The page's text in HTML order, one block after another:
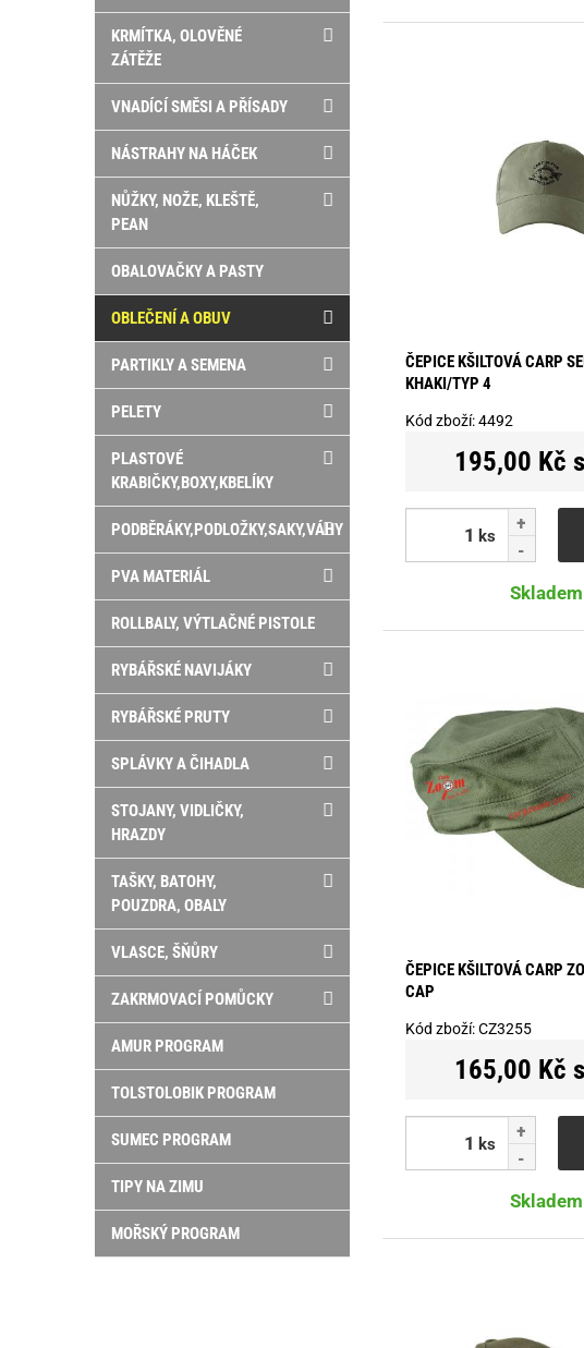
ČEPICE KŠILTOVÁ CARP
KHAKI/TYP 4
Kód zboží:4492
195,00 Kč
ks
Skladem
ČEPICE KŠILTOVÁ CARP
CAP
Kód zboží:CZ3255
165,00 Kč
ks
Skladem
KRMÍTKA, OLOVĚNÉ
ZÁTĚŽE
VNADÍCÍ SMĚSI A PŘÍSADY
NÁSTRAHY NA HÁČEK
NŮŽKY, NOŽE, KLEŠTĚ,
PEAN
OBALOVAČKY A PASTY
OBLEČENÍ A OBUV
PARTIKLY A SEMENA
PELETY
PLASTOVÉ
KRABIČKY,BOXY,KBELÍKY
PODBĚRÁKY,PODLOŽKY,SAKY,VÁHY
PVA MATERIÁL
ROLLBALY, VÝTLAČNÉ PISTOLE
RYBÁŘSKÉ NAVIJÁKY
RYBÁŘSKÉ PRUTY
SPLÁVKY A ČIHADLA
STOJANY, VIDLIČKY,
HRAZDY
TAŠKY, BATOHY,
POUZDRA, OBALY
VLASCE, ŠŇŮRY
ZAKRMOVACÍ POMŮCKY
AMUR PROGRAM
TOLSTOLOBIK PROGRAM
SUMEC PROGRAM
TIPY NA ZIMU
MOŘSKÝ PROGRAM